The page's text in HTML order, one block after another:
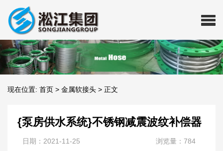
现在位置: 首页 > 金属软接头 > 正文
{泵房供水系统}不锈钢减震波纹补偿器
日期：2021-11-25 浏览量：784